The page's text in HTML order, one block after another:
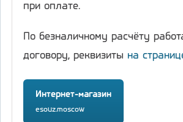
при оплате.
По безналичному расчёту
договору, реквизиты на
Интернет-магазин
esouz.moscow